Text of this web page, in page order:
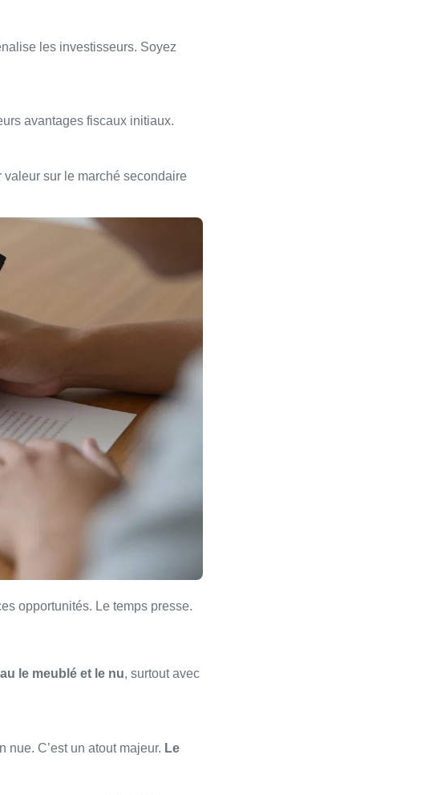
les investisseurs. Soyez
avantages fiscaux initiaux.
sur le marché secondaire
opportunités. Le temps presse.
le meublé et le nu, surtout avec
nue. C’est un atout majeur. Le